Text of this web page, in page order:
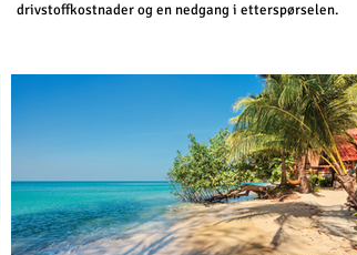
drivstoffkostnader og en nedgang i etterspørselen.